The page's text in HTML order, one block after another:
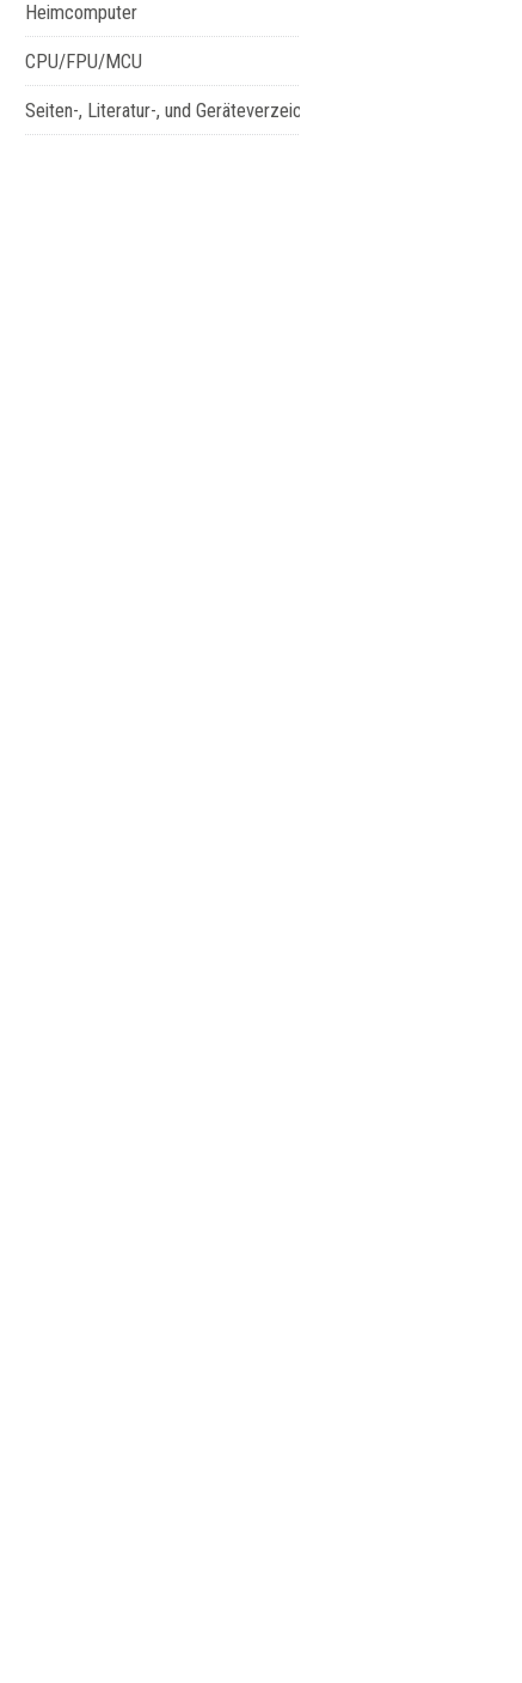
Heimcomputer
CPU/FPU/MCU
Seiten-, Literatur-, und Geräteverzeichnis